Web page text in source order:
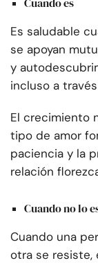
Es saludable
se apoyan
y
incluso a
El crecimiento
tipo de amor
paciencia y la
relación
Cuando no lo
Cuando una
otra se resiste,